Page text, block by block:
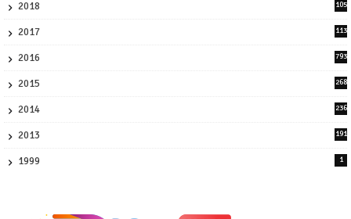
2018
105
2017
113
2016
793
2015
268
2014
236
2013
191
1999 1